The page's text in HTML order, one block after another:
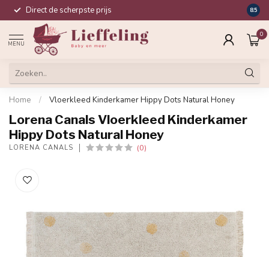
Direct de scherpste prijs 8.5
MENU
0
Home / Vloerkleed Kinderkamer Hippy Dots Natural Honey
Lorena Canals Vloerkleed Kinderkamer
Hippy Dots Natural Honey
LORENA CANALS (0)